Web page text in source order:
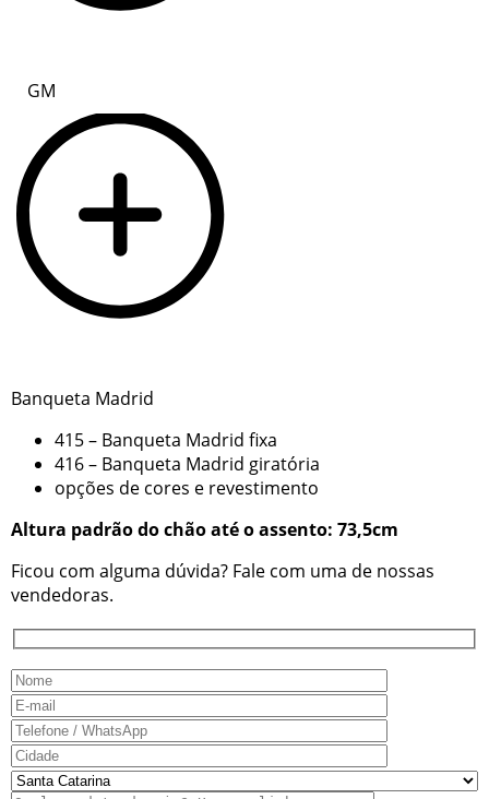
GM
Banqueta Madrid
415 – Banqueta Madrid fixa
416 – Banqueta Madrid giratória
opções de cores e revestimento
Altura padrão do chão até o assento: 73,5cm
Ficou com alguma dúvida? Fale com uma de nossas
vendedoras.